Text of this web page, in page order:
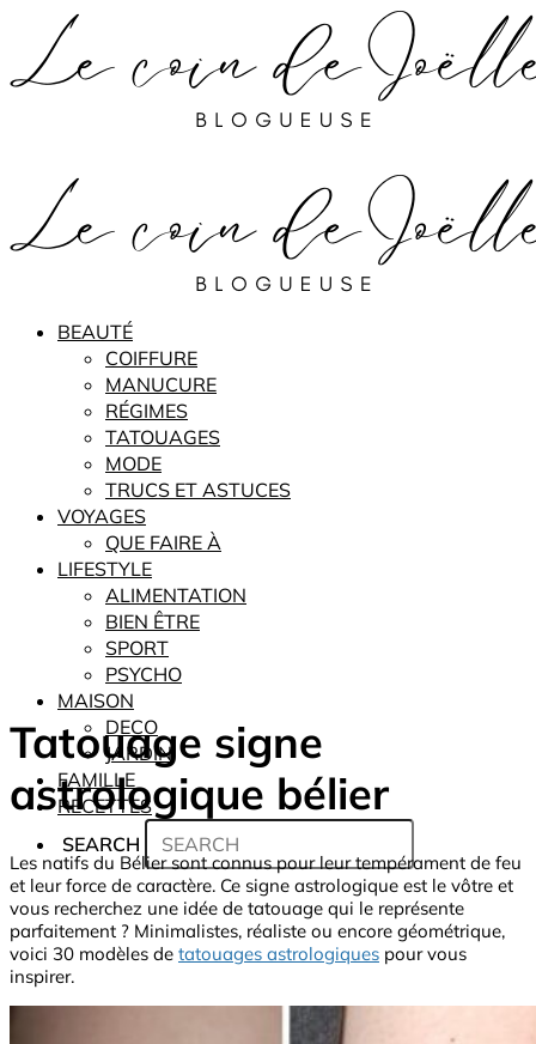
BEAUTÉ
COIFFURE
MANUCURE
RÉGIMES
TATOUAGES
MODE
TRUCS ET ASTUCES
VOYAGES
QUE FAIRE À
LIFESTYLE
ALIMENTATION
BIEN ÊTRE
SPORT
PSYCHO
MAISON
DECO
JARDIN
FAMILLE
RECETTES
SEARCH
Tatouage signe
astrologique bélier
Les natifs du Bélier sont connus pour leur tempérament de feu
et leur force de caractère. Ce signe astrologique est le vôtre et
vous recherchez une idée de tatouage qui le représente
parfaitement ? Minimalistes, réaliste ou encore géométrique,
voici 30 modèles de tatouages astrologiques pour vous
inspirer.